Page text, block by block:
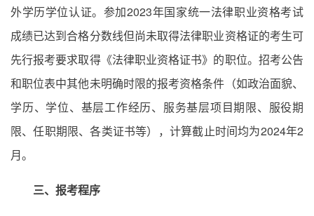
外学历学位认证。参加2023年国家统一法律职业资格考试
成绩已达到合格分数线但尚未取得法律职业资格证的考生可
先行报考要求取得《法律职业资格证书》的职位。招考公告
和职位表中其他未明确时限的报考资格条件（如政治面貌、
学历、学位、基层工作经历、服务基层项目期限、服役期
限、任职期限、各类证书等），计算截止时间均为2024年2
月。
三、报考程序